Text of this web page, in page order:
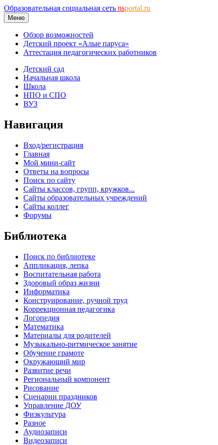
Образовательная социальная сеть nsportal.ru
Меню
Обзор возможностей
Детский проект «Алые паруса»
Аттестация педагогических работников
Детский сад
Начальная школа
Школа
НПО и СПО
ВУЗ
Навигация
Вход/регистрация
Главная
Мой мини-сайт
Ответы на вопросы
Поиск по сайту
Сайты классов, групп, кружков...
Сайты образовательных учреждений
Сайты коллег
Форумы
Библиотека
Поиск по библиотеке
Аппликация, лепка
Воспитательная работа
Здоровый образ жизни
Информатика
Конструирование, ручной труд
Коррекционная педагогика
Логопедия
Математика
Материалы для родителей
Музыкально-ритмическое занятие
Обучение грамоте
Окружающий мир
Развитие речи
Региональный компонент
Рисование
Сценарии праздников
Управление ДОУ
Физкультура
Разное
Аудиозаписи
Видеозаписи